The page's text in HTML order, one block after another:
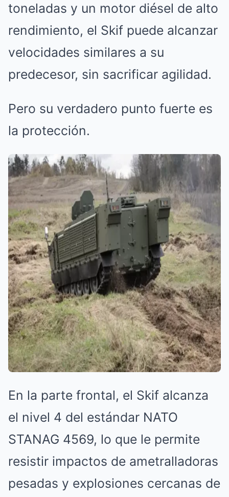
toneladas y un motor diésel de alto
rendimiento, el Skif puede alcanzar
velocidades similares a su
predecesor, sin sacrificar agilidad.
Pero su verdadero punto fuerte es
la protección.
En la parte frontal, el Skif alcanza
el nivel 4 del estándar NATO
STANAG 4569, lo que le permite
resistir impactos de ametralladoras
pesadas y explosiones cercanas de